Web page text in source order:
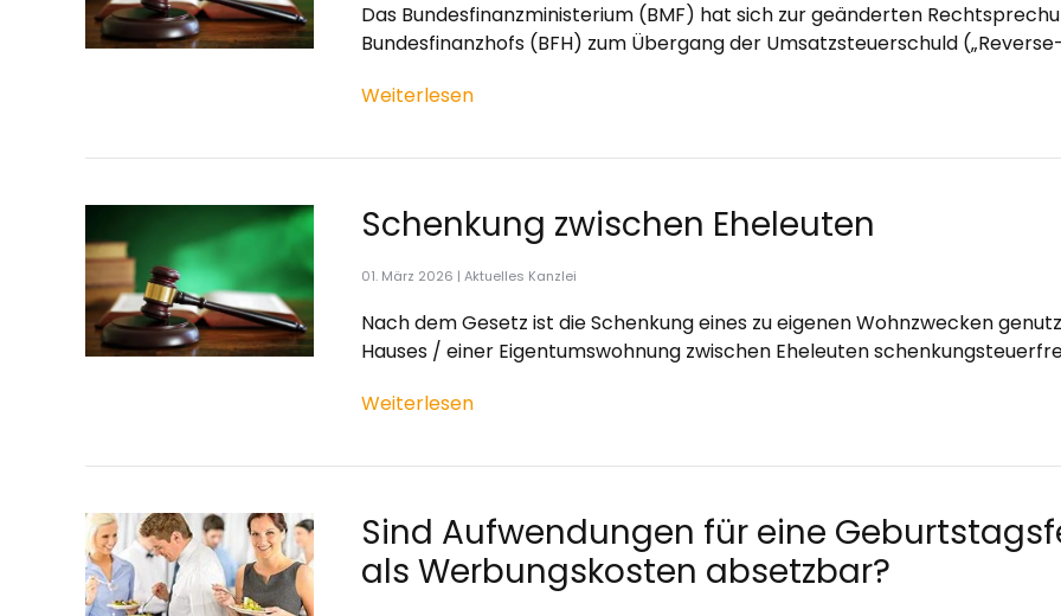
Das Bundesfinanzministerium (BMF) hat sich zur geänderten
Bundesfinanzhofs (BFH) zum Übergang der Umsatzsteuerschuld
Weiterlesen
Schenkung zwischen Eheleuten
01. März 2026 | Aktuelles Kanzlei
Nach dem Gesetz ist die Schenkung eines zu eigenen Wohnzwecken
Hauses / einer Eigentumswohnung zwischen Eheleuten
Weiterlesen
Sind Aufwendungen für eine
als Werbungskosten absetzbar?